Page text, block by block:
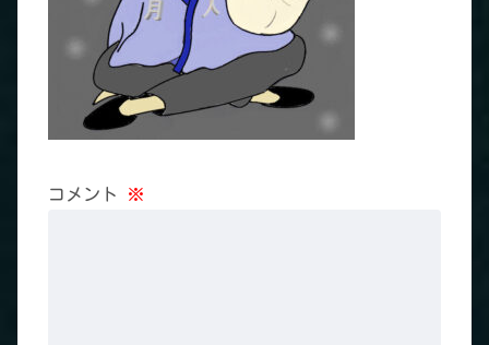
コメント ※